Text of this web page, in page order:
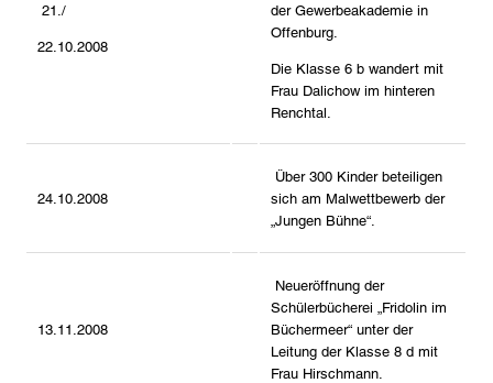
21./
22.10.2008
der Gewerbeakademie in
Offenburg.
Die Klasse 6 b wandert mit
Frau Dalichow im hinteren
Renchtal.
24.10.2008
Über 300 Kinder beteiligen
sich am Malwettbewerb der
„Jungen Bühne“.
13.11.2008
Neueröffnung der
Schülerbücherei „Fridolin im
Büchermeer“ unter der
Leitung der Klasse 8 d mit
Frau Hirschmann.